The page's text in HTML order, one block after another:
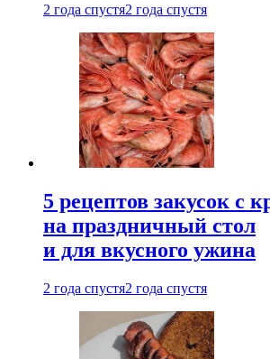
2 года спустя2 года спустя
5 рецептов закусок с
на праздничный стол
и для вкусного ужина
2 года спустя2 года спустя